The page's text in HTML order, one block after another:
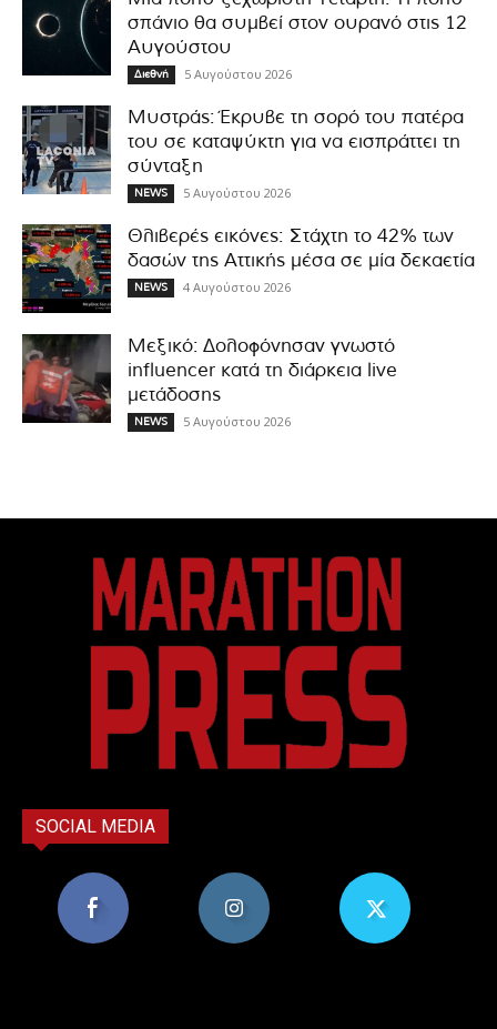
σπάνιο θα συμβεί στον ουρανό στις 12
Αυγούστου
Διεθνή 5 Αυγούστου 2026
Μυστράς: Έκρυβε τη σορό του πατέρα
του σε καταψύκτη για να εισπράττει τη
σύνταξη
NEWS 5 Αυγούστου 2026
Θλιβερές εικόνες: Στάχτη το 42% των
δασών της Αττικής μέσα σε μία δεκαετία
NEWS 4 Αυγούστου 2026
Μεξικό: Δολοφόνησαν γνωστό
influencer κατά τη διάρκεια live
μετάδοσης
NEWS 5 Αυγούστου 2026
SOCIAL MEDIA